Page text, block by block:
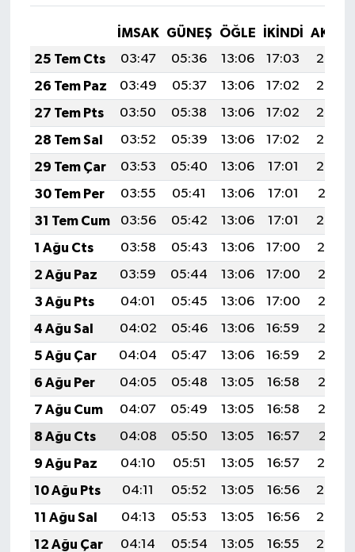
İMSAK GÜNEŞ ÖĞLE İKINDI
25 Tem Cts
03:47 05:36 13:06 17:03
20:26
26 Tem Paz
03:49 05:37 13:06 17:02
20:25
27 Tem Pts
03:50 05:38 13:06 17:02
20:24
28 Tem Sal
03:52 05:39 13:06 17:02
20:23
29 Tem Çar
03:53 05:40 13:06 17:01
20:22
30 Tem Per
03:55 05:41 13:06 17:01
20:21
31 Tem Cum
03:56 05:42 13:06 17:01
20:20
1 Ağu Cts
03:58 05:43 13:06 17:00
20:19
2 Ağu Paz
03:59 05:44 13:06 17:00
20:18
3 Ağu Pts
04:01 05:45 13:06 17:00
20:17
4 Ağu Sal
04:02 05:46 13:06 16:59
20:16
5 Ağu Çar
04:04 05:47 13:06 16:59
20:15
6 Ağu Per
04:05 05:48 13:05 16:58
20:13
7 Ağu Cum
04:07 05:49 13:05 16:58
20:12
8 Ağu Cts
04:08 05:50 13:05 16:57
20:11
9 Ağu Paz
04:10 05:51 13:05 16:57
20:10
10 Ağu Pts
04:11 05:52 13:05 16:56
20:08
11 Ağu Sal
04:13 05:53 13:05 16:56
20:07
12 Ağu Çar
04:14 05:54 13:05 16:55
20:06